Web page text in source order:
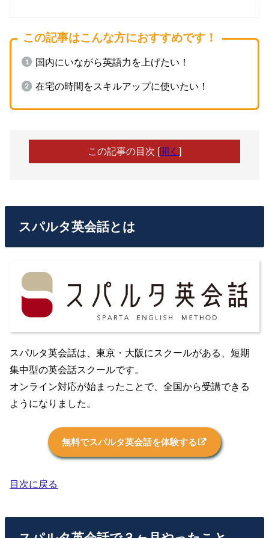
この記事はこんな方におすすめです！
国内にいながら英語力を上げたい！
在宅の時間をスキルアップに使いたい！
この記事の目次 [開く ]
スパルタ英会話とは
スパルタ英会話は、東京・大阪にスクールがある、短期
集中型の英会話スクールです。
オンライン対応が始まったことで、全国から受講できる
ようになりました。
無料でスパルタ英会話を体験する
目次に戻る